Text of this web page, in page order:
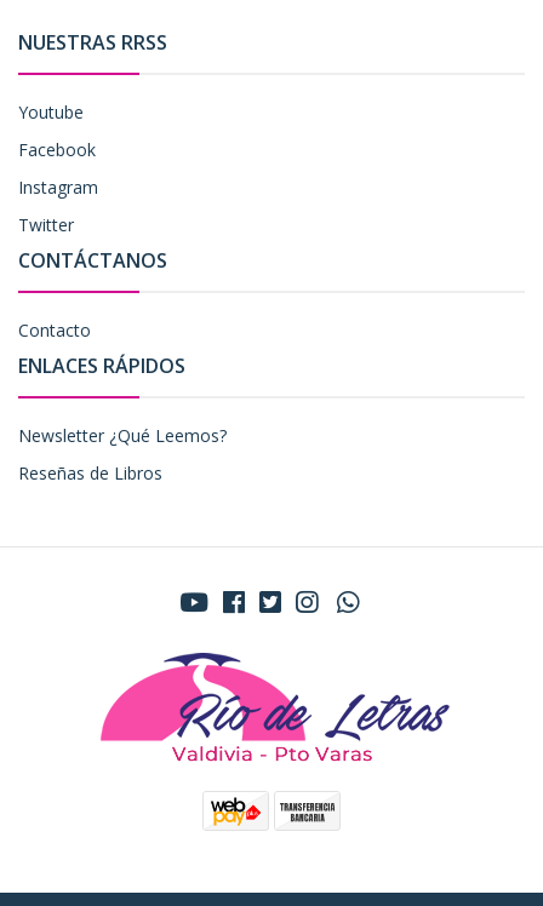
NUESTRAS RRSS
Youtube
Facebook
Instagram
Twitter
CONTÁCTANOS
Contacto
ENLACES RÁPIDOS
Newsletter ¿Qué Leemos?
Reseñas de Libros